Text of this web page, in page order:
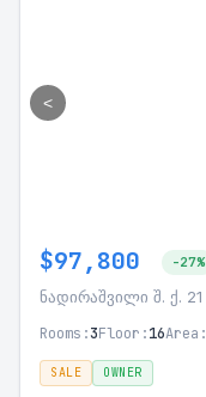
<
$97,800 -27%
ნადირაშვილი შ. ქ. 21
Rooms:3Floor:16Area:
SALE OWNER